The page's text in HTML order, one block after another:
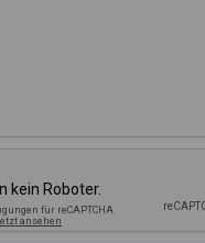
information to
an individual